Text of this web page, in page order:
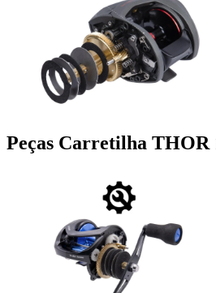
Peças Carretilha THOR